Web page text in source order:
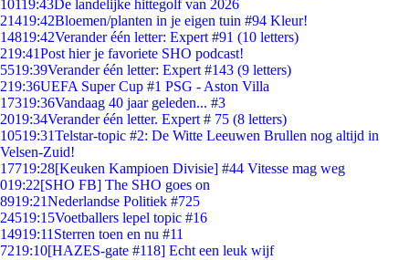
10119:43De landelijke hittegolf van 2026
21419:42Bloemen/planten in je eigen tuin #94 Kleur!
14819:42Verander één letter: Expert #91 (10 letters)
219:41Post hier je favoriete SHO podcast!
5519:39Verander één letter: Expert #143 (9 letters)
219:36UEFA Super Cup #1 PSG - Aston Villa
17319:36Vandaag 40 jaar geleden... #3
2019:34Verander één letter. Expert # 75 (8 letters)
10519:31Telstar-topic #2: De Witte Leeuwen Brullen nog altijd in
Velsen-Zuid!
17719:28[Keuken Kampioen Divisie] #44 Vitesse mag weg
019:22[SHO FB] The SHO goes on
8919:21Nederlandse Politiek #725
24519:15Voetballers lepel topic #16
14919:11 Sterren toen en nu #11
7219:10[HAZES-gate #118] Echt een leuk wijf